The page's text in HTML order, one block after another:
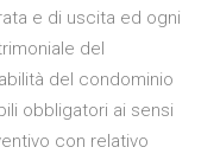
e di uscita ed ogni
del
del condominio
obbligatori ai sensi
con relativo